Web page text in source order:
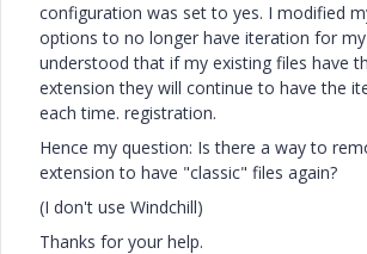
configuration was set to yes. I modified
options to no longer have iteration for
understood that if my existing files have
extension they will continue to have the
each time. registration.
Hence my question: Is there a way to
extension to have "classic" files again?
(I don't use Windchill)
Thanks for your help.